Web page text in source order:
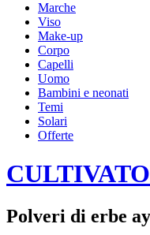
Marche
Viso
Make-up
Corpo
Capelli
Uomo
Bambini e neonati
Temi
Solari
Offerte
Polveri di erbe